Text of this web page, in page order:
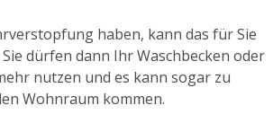
haben, kann das für Sie
dürfen dann Ihr Waschbecken oder
nutzen und es kann sogar zu
Wohnraum kommen.